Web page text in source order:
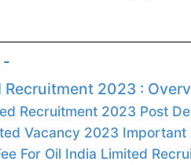
-
Recruitment 2023 :
Recruitment 2023 Post
Vacancy 2023 Important
For Oil India Limited